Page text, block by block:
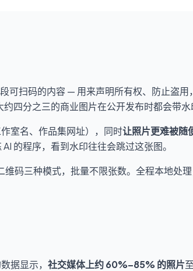
可扫码的内容 — 用来声明所有权、防止盗用
约四分之三的商业图片在公开发布时都会带水
作室名、作品集网址），同时让照片更难被随
的程序，看到水印往往会跳过这张图。
码三种模式，批量不限张数。全程本地处
据显示， 社交媒体上约 60%–85% 的照片